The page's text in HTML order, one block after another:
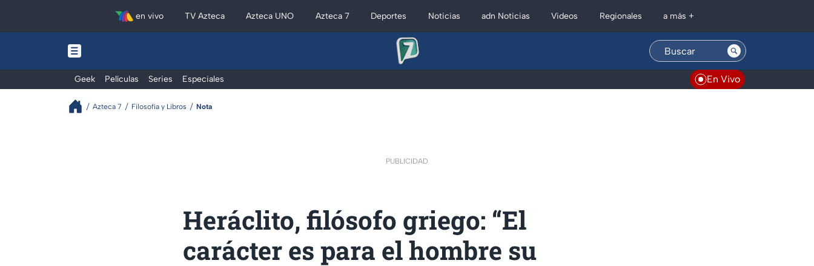
en vivo TV Azteca Azteca UNO Azteca 7 Deportes Noticias adn Noticias Videos Regionales a más +
Geek Películas Series Especiales En Vivo
Azteca 7 Filosofía y Libros Nota
PUBLICIDAD
Heráclito, filósofo griego: “El
carácter es para el hombre su